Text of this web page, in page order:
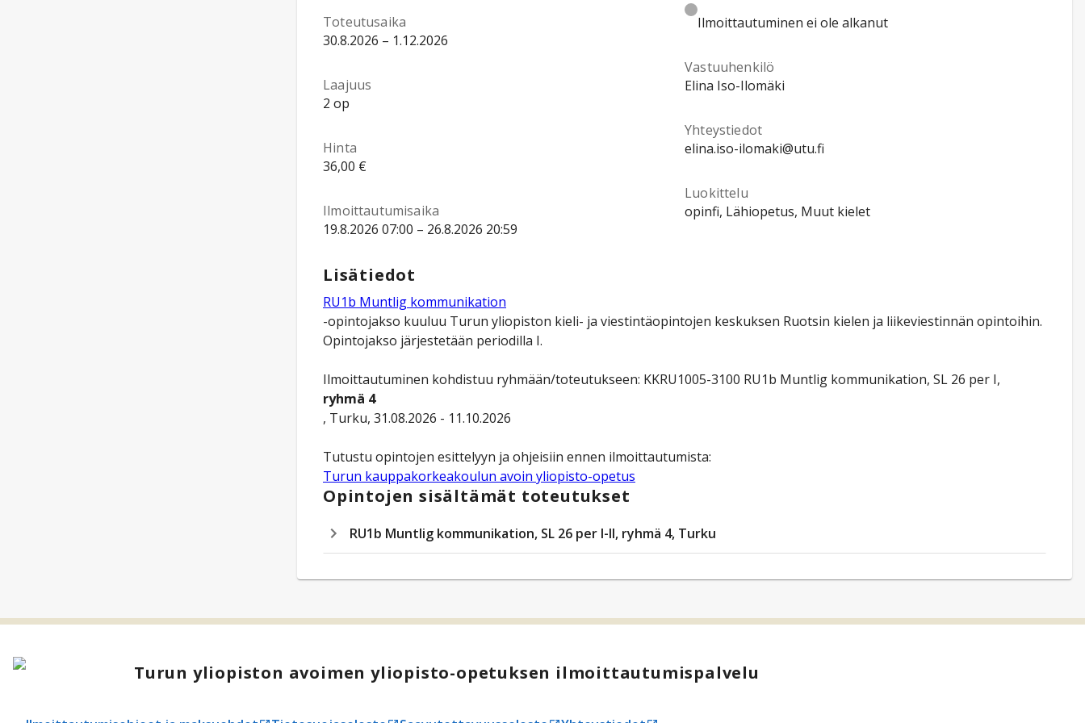
Toteutusaika
30.8.2026 – 1.12.2026
Laajuus
2 op
Hinta
36,00 €
Ilmoittautumisaika
19.8.2026 07:00 – 26.8.2026 20:59
Ilmoittautuminen ei ole alkanut
Vastuuhenkilö
Elina Iso-Ilomäki
Yhteystiedot
elina.iso-ilomaki@utu.fi
Luokittelu
opinfi, Lähiopetus, Muut kielet
Lisätiedot
RU1b Muntlig kommunikation
-opintojakso kuuluu Turun yliopiston kieli- ja viestintäopintojen keskuksen Ruotsin kielen ja liikeviestinnän opintoihin.
Opintojakso järjestetään periodilla I.
Ilmoittautuminen kohdistuu ryhmään/toteutukseen: KKRU1005-3100 RU1b Muntlig kommunikation, SL 26 per I,
ryhmä 4
, Turku, 31.08.2026 - 11.10.2026
Turun kauppakorkeakoulun avoin yliopisto-opetus
Opintojen sisältämät toteutukset
RU1b Muntlig kommunikation, SL 26 per I-II, ryhmä 4, Turku
Turun yliopiston avoimen yliopisto-opetuksen ilmoittautumispalvelu